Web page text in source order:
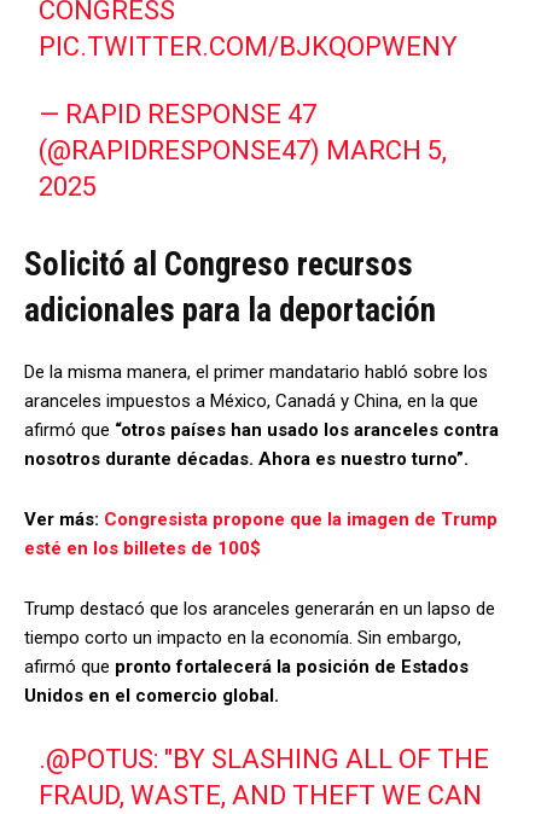
CONGRESS
PIC.TWITTER.COM/BJKQOPWENY
— RAPID RESPONSE 47
(@RAPIDRESPONSE47) MARCH 5,
2025
Solicitó al Congreso recursos
adicionales para la deportación
De la misma manera, el primer mandatario habló sobre los
aranceles impuestos a México, Canadá y China, en la que
afirmó que “otros países han usado los aranceles contra
nosotros durante décadas. Ahora es nuestro turno”.
Ver más: Congresista propone que la imagen de Trump
esté en los billetes de 100$
Trump destacó que los aranceles generarán en un lapso de
tiempo corto un impacto en la economía. Sin embargo,
afirmó que pronto fortalecerá la posición de Estados
Unidos en el comercio global.
.@POTUS: "BY SLASHING ALL OF THE
FRAUD, WASTE, AND THEFT WE CAN